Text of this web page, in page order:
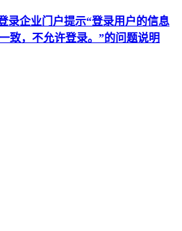
录企业门户提示“登录用户的信息
致，不允许登录。”的问题说明